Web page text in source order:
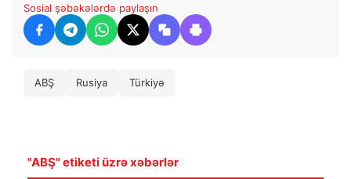
Sosial şəbəkələrdə paylaşın
ABŞ Rusiya Türkiyə
"ABŞ" etiketi üzrə xəbərlər